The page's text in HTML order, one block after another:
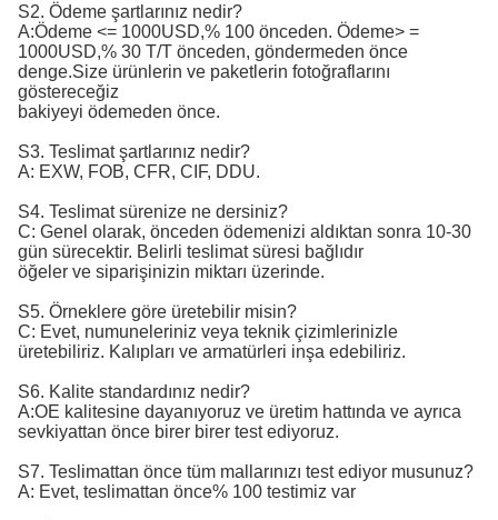
S2. Ödeme şartlarınız nedir?
A:Ödeme <= 1000USD,% 100 önceden. Ödeme> =
1000USD,% 30 T/T önceden, göndermeden önce
denge.Size ürünlerin ve paketlerin fotoğraflarını
göstereceğiz
bakiyeyi ödemeden önce.
S3. Teslimat şartlarınız nedir?
A: EXW, FOB, CFR, CIF, DDU.
S4. Teslimat sürenize ne dersiniz?
C: Genel olarak, önceden ödemenizi aldıktan sonra 10-30
gün sürecektir. Belirli teslimat süresi bağlıdır
öğeler ve siparişinizin miktarı üzerinde.
S5. Örneklere göre üretebilir misin?
C: Evet, numuneleriniz veya teknik çizimlerinizle
üretebiliriz. Kalıpları ve armatürleri inşa edebiliriz.
S6. Kalite standardınız nedir?
A:OE kalitesine dayanıyoruz ve üretim hattında ve ayrıca
sevkiyattan önce birer birer test ediyoruz.
S7. Teslimattan önce tüm mallarınızı test ediyor musunuz?
A: Evet, teslimattan önce% 100 testimiz var